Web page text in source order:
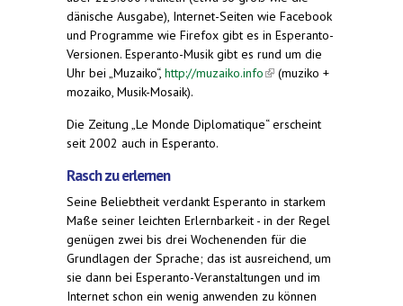
dänische Ausgabe), Internet-Seiten wie Facebook
und Programme wie Firefox gibt es in Esperanto-
Versionen. Esperanto-Musik gibt es rund um die
Uhr bei „Muzaiko“, http://muzaiko.info(link is
(muziko +
mozaiko, Musik-Mosaik).
Die Zeitung „Le Monde Diplomatique“ erscheint
seit 2002 auch in Esperanto.
Rasch zu erlernen
Seine Beliebtheit verdankt Esperanto in starkem
Maße seiner leichten Erlernbarkeit - in der Regel
genügen zwei bis drei Wochenenden für die
Grundlagen der Sprache; das ist ausreichend, um
sie dann bei Esperanto-Veranstaltungen und im
Internet schon ein wenig anwenden zu können